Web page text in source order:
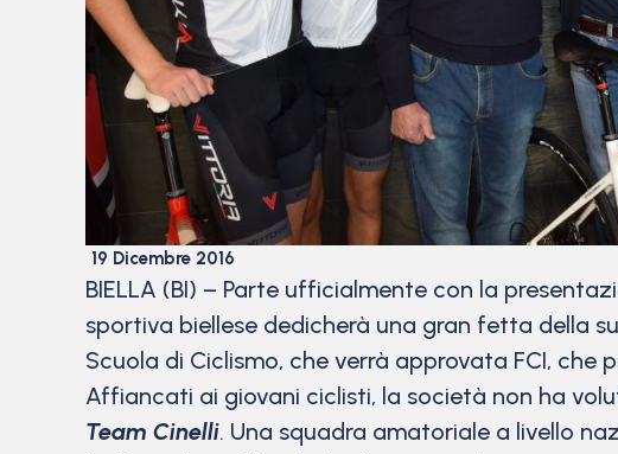
19 Dicembre 2016
BIELLA (BI) – Parte ufficialmente con la
sportiva biellese dedicherà una gran fetta della
Scuola di Ciclismo, che verrà approvata FCI, che
Affiancati ai giovani ciclisti, la società non ha
Team Cinelli. Una squadra amatoriale a livello